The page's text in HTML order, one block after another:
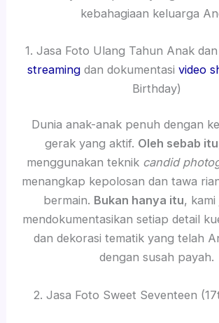
kebahagiaan keluarga
1. Jasa Foto Ulang Tahun Anak
streaming dan dokumentasi video
Birthday)
Dunia anak-anak penuh dengan
gerak yang aktif. Oleh sebab itu
menggunakan teknik candid
menangkap kepolosan dan tawa
bermain. Bukan hanya itu, kami
mendokumentasikan setiap detail
dan dekorasi tematik yang telah
dengan susah payah.
2. Jasa Foto Sweet Seventeen